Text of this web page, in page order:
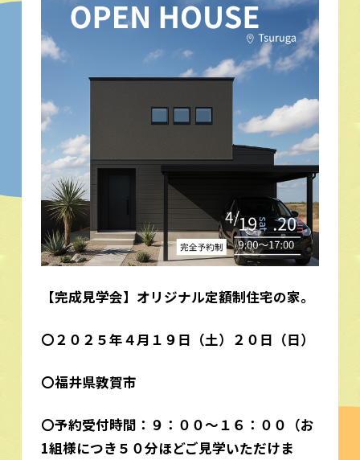
【完成見学会】オリジナル定額制住宅の家。
〇２０２５年４月１９日（土）２０日（日）
〇福井県敦賀市
〇予約受付時間：９：００～１６：００（お
1組様につき５０分ほどご見学いただけま